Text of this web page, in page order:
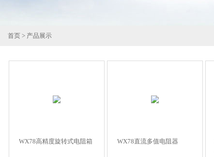
首页 > 产品展示
WX78高精度旋转式电阻箱 WX78直流多值电阻器